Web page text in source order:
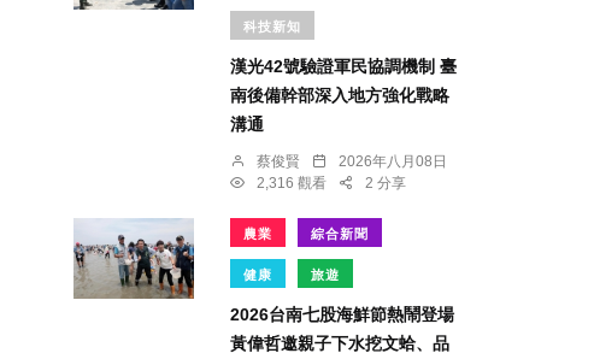
科技新知
漢光42號驗證軍民協調機制 臺
南後備幹部深入地方強化戰略
溝通
蔡俊賢
2026年八月08日
2,316 觀看
2 分享
農業 綜合新聞
健康 旅遊
2026台南七股海鮮節熱鬧登場
黃偉哲邀親子下水挖文蛤、品